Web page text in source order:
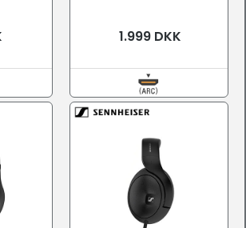
1.999 DKK